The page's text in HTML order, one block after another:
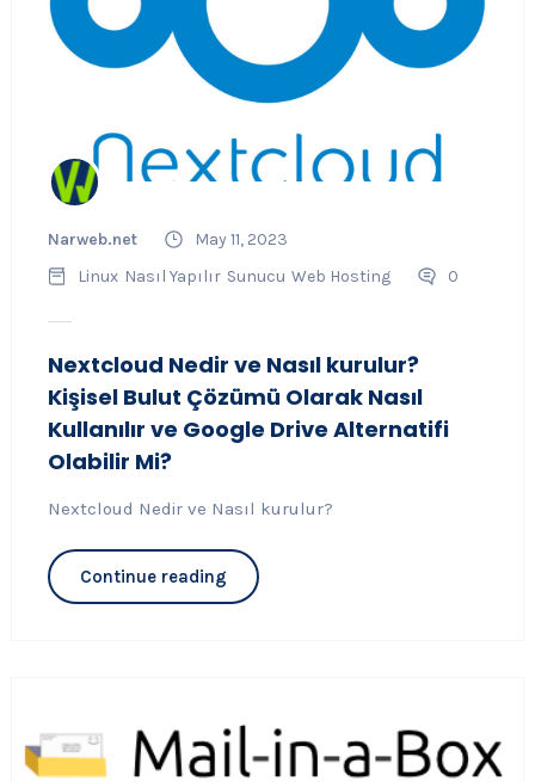
Narweb.net
May 11, 2023
Linux Nasıl Yapılır Sunucu Web Hosting 0
Nextcloud Nedir ve Nasıl kurulur?
Kişisel Bulut Çözümü Olarak Nasıl
Kullanılır ve Google Drive Alternatifi
Olabilir Mi?
Nextcloud Nedir ve Nasıl kurulur?
Continue reading